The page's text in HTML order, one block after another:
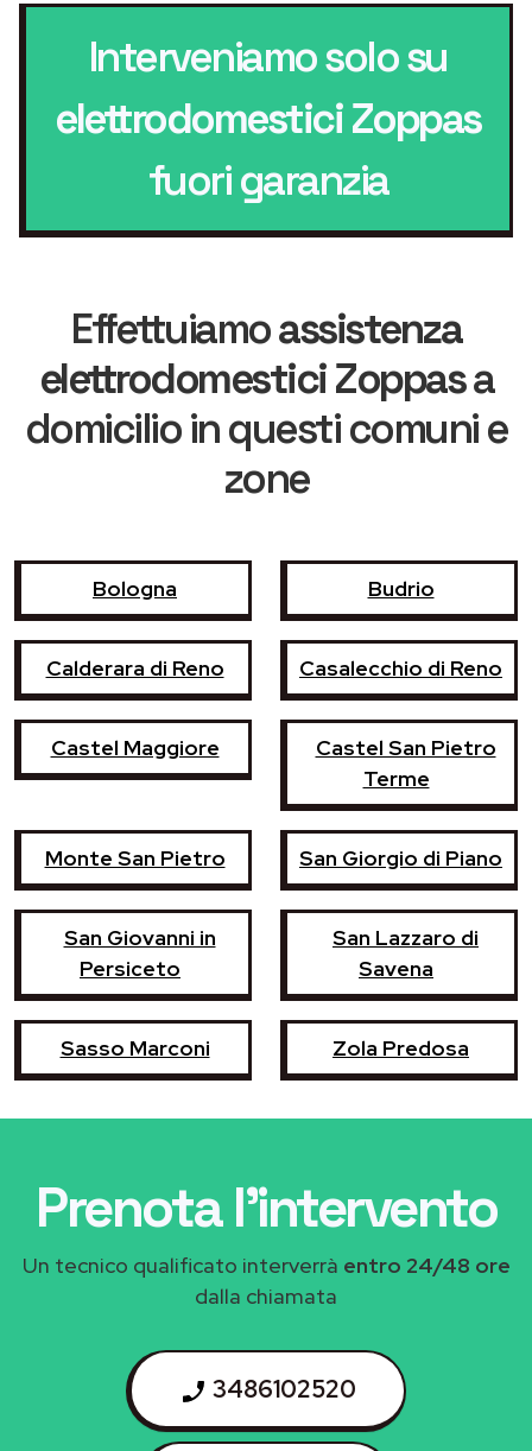
Interveniamo solo su
elettrodomestici Zoppas
fuori garanzia
Effettuiamoassistenza
elettrodomestici Zoppasa
domicilio in questi comuni e
zone
Bologna Budrio
Calderara di Reno Casalecchio di Reno
Castel Maggiore
Castel San Pietro
Terme
Monte San Pietro San Giorgio di Piano
San Giovanni in
Persiceto
San Lazzaro di
Savena
Sasso Marconi Zola Predosa
Prenota l'intervento
Un tecnico qualificato interverrà entro 24/48 ore
dalla chiamata
3486102520